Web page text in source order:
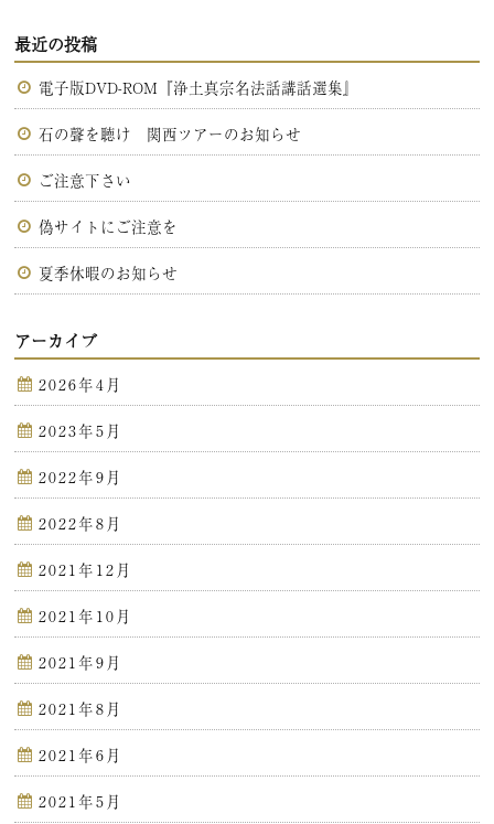
最近の投稿
電子版DVD-ROM『浄土真宗名法話講話選集』
石の聲を聴け 関西ツアーのお知らせ
ご注意下さい
偽サイトにご注意を
夏季休暇のお知らせ
アーカイブ
2026年4月
2023年5月
2022年9月
2022年8月
2021年12月
2021年10月
2021年9月
2021年8月
2021年6月
2021年5月